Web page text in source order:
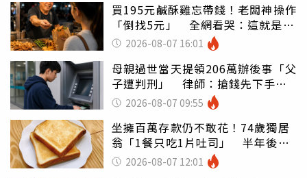
買195元鹹酥雞忘帶錢！老闆神操作
「倒找5元」 全網看哭：這就是台
灣 2026-08-07 16:01
母親過世當天提領206萬辦後事「父
子遭判刑」 律師：搶錢先下手是
罪 2026-08-07 09:55
坐擁百萬存款仍不敢花！74歲獨居
翁「1餐只吃1片吐司」 半年後暴
瘦嚇壞女兒
2026-08-07 12:01